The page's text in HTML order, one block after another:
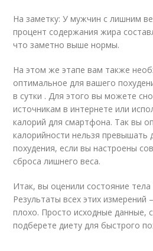
На заметку: У мужчин с лишним
процент содержания жира
что заметно выше нормы.
На этом же этапе вам также
оптимальное для вашего
в сутки . Для этого вы можете
источникам в интернете или
калорий для смартфона. Так вы
калорийности нельзя превышать
похудения, если вы настроены
сброса лишнего веса.
Итак, вы оценили состояние тела
Результаты всех этих измерений
плохо. Просто исходные данные,
подберете диету для быстрого